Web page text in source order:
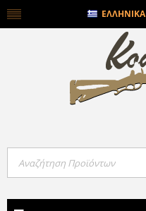
ΕΛΛΗΝΙΚΆ